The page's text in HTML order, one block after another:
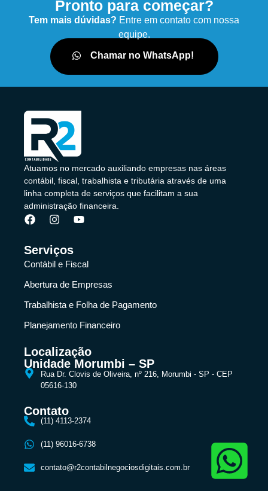
Pronto para começar?
Tem mais dúvidas? Entre em contato com nossa
equipe.
Chamar no WhatsApp!
Atuamos no mercado auxiliando empresas nas áreas
contábil, fiscal, trabalhista e tributária através de uma
linha completa de serviços que facilitam a sua
administração financeira.
Serviços
Contábil e Fiscal
Abertura de Empresas
Trabalhista e Folha de Pagamento
Planejamento Financeiro
Localização
Unidade Morumbi – SP
Rua Dr. Clovis de Oliveira, nº 216, Morumbi - SP - CEP
05616-130
Contato
(11) 4113-2374
(11) 96016-6738
contato@r2contabilnegociosdigitais.com.br